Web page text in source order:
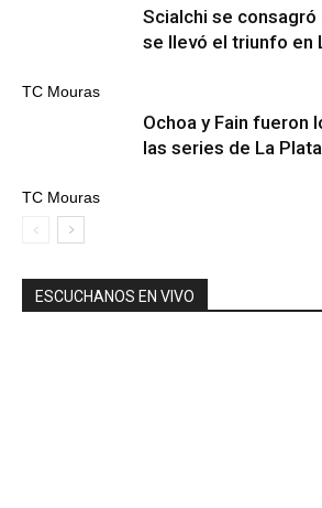
TC Mouras
Scialchi se consagró
se llevó el triunfo en
TC Mouras
Ochoa y Fain fueron
las series de La Plata
ESCUCHANOS EN VIVO